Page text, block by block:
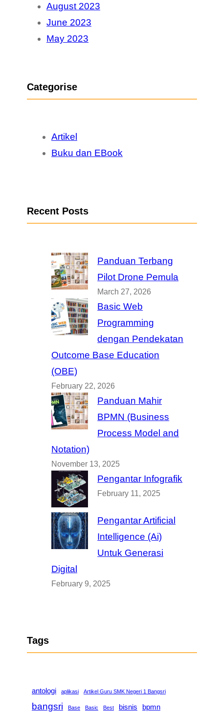
August 2023
June 2023
May 2023
Categorise
Artikel
Buku dan EBook
Recent Posts
Panduan Terbang
Pilot Drone Pemula
March 27, 2026
Basic Web
Programming
dengan Pendekatan
Outcome Base Education
(OBE)
February 22, 2026
Panduan Mahir
BPMN (Business
Process Model and
Notation)
November 13, 2025
Pengantar Infografik
February 11, 2025
Pengantar Artificial
Intelligence (Ai)
Untuk Generasi
Digital
February 9, 2025
Tags
antologi aplikasi Artikel Guru SMK Negeri 1 Bangsri
bangsri Base Basic Best bisnis bpmn